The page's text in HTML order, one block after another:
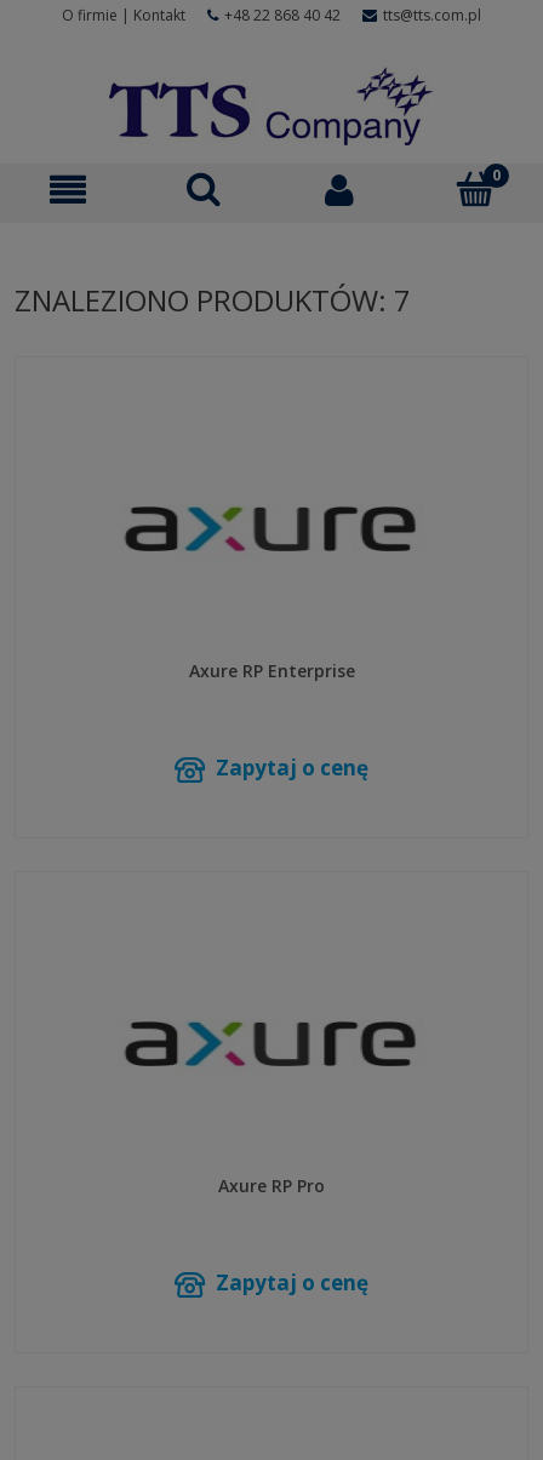
O firmie | Kontakt +48 22 868 40 42 tts@tts.com.pl
ZNALEZIONO PRODUKTÓW: 7
Axure RP Enterprise
Zapytaj o cenę
Axure RP Pro
Zapytaj o cenę